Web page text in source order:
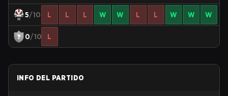
5/10 L L L W W L L W W W
0/10 L
INFO DEL PARTIDO